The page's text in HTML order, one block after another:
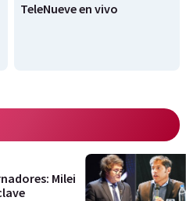
TeleNueve en vivo
Milei